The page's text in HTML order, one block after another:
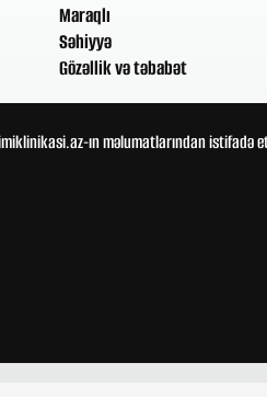
Maraqlı
Səhiyyə
Gözəllik və təbabət
ın məlumatlarından